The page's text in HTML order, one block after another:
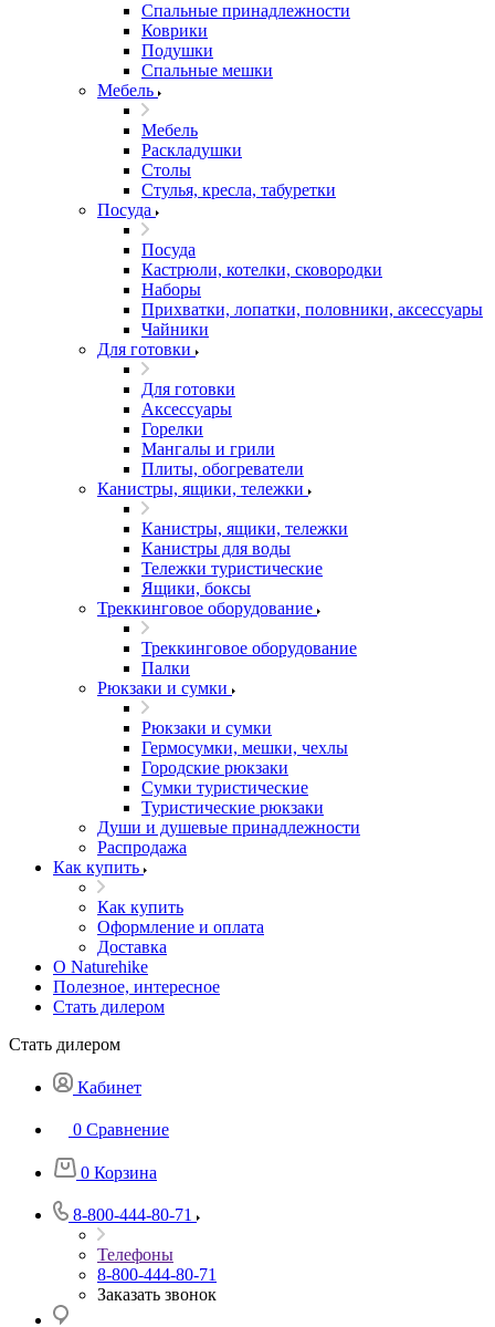
Спальные принадлежности
Коврики
Подушки
Спальные мешки
Мебель
Мебель
Раскладушки
Столы
Стулья, кресла, табуретки
Посуда
Посуда
Кастрюли, котелки, сковородки
Наборы
Прихватки, лопатки, половники, аксессуары
Чайники
Для готовки
Для готовки
Аксессуары
Горелки
Мангалы и грили
Плиты, обогреватели
Канистры, ящики, тележки
Канистры, ящики, тележки
Канистры для воды
Тележки туристические
Ящики, боксы
Треккинговое оборудование
Треккинговое оборудование
Палки
Рюкзаки и сумки
Рюкзаки и сумки
Гермосумки, мешки, чехлы
Городские рюкзаки
Сумки туристические
Туристические рюкзаки
Души и душевые принадлежности
Распродажа
Как купить
Как купить
Оформление и оплата
Доставка
О Naturehike
Полезное, интересное
Стать дилером
Стать дилером
Кабинет
0 Сравнение
0 Корзина
8-800-444-80-71
Телефоны
8-800-444-80-71
Заказать звонок